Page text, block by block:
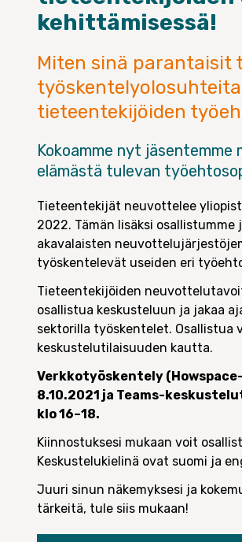
kehittämisessä!
Miten sinä parantaisit
tieteentekijöiden
Kokoamme nyt jäsentemme
elämästä tulevan
Tieteentekijät neuvottelee
2022. Tämän lisäksi
akavalaisten
työskentelevät useiden eri
Tieteentekijöiden
osallistua keskusteluun ja jakaa
sektorilla työskentelet. Osallistua
keskustelutilaisuuden kautta.
Verkkotyöskentely
8.10.2021 ja Teams-
klo 16–18.
Kiinnostuksesi mukaan voit
Keskustelukielinä ovat suomi ja
Juuri sinun näkemyksesi ja
tärkeitä, tule siis mukaan!